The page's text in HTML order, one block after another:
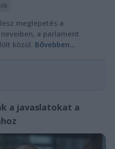
meglepetés a
a parlament
közül. Bővebben...
a javaslatokat a